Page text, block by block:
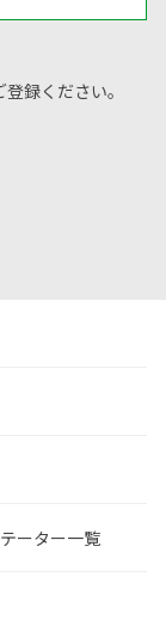
録ください。
ーター一覧